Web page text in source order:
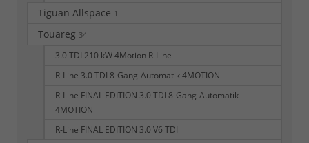
Tiguan Allspace 1
Touareg 34
3.0 TDI 210 kW 4Motion R-Line
R-Line 3.0 TDI 8-Gang-Automatik 4MOTION
R-Line FINAL EDITION 3.0 TDI 8-Gang-Automatik
4MOTION
R-Line FINAL EDITION 3.0 V6 TDI